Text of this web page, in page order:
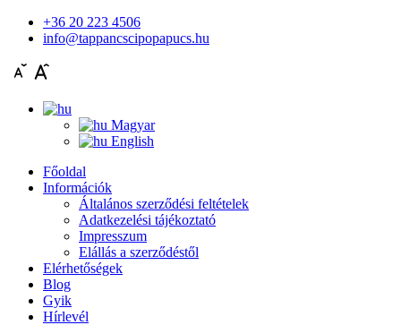
+36 20 223 4506
info@tappancscipopapucs.hu
Magyar
English
Főoldal
Információk
Általános szerződési feltételek
Adatkezelési tájékoztató
Impresszum
Elállás a szerződéstől
Elérhetőségek
Blog
Gyik
Hírlevél